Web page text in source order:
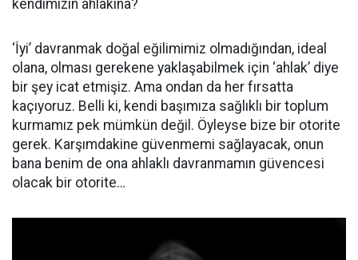
kendimizin ahlakına?
‘İyi’ davranmak doğal eğilimimiz olmadığından, ideal
olana, olması gerekene yaklaşabilmek için ‘ahlak’ diye
bir şey icat etmişiz. Ama ondan da her fırsatta
kaçıyoruz. Belli ki, kendi başımıza sağlıklı bir toplum
kurmamız pek mümkün değil. Öyleyse bize bir otorite
gerek. Karşımdakine güvenmemi sağlayacak, onun
bana benim de ona ahlaklı davranmamın güvencesi
olacak bir otorite…